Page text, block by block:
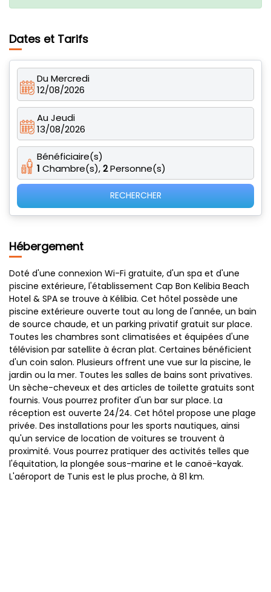
Dates et Tarifs
Du Mercredi
12/08/2026
Au Jeudi
13/08/2026
Bénéficiaire(s)
1 Chambre(s),2Personne(s)
RECHERCHER
Hébergement
Doté d'une connexion Wi-Fi gratuite, d'un spa et d'une
piscine extérieure, l'établissement Cap Bon Kelibia Beach
Hotel & SPA se trouve à Kélibia. Cet hôtel possède une
piscine extérieure ouverte tout au long de l'année, un bain
de source chaude, et un parking privatif gratuit sur place.
Toutes les chambres sont climatisées et équipées d'une
télévision par satellite à écran plat. Certaines bénéficient
d'un coin salon. Plusieurs offrent une vue sur la piscine, le
jardin ou la mer. Toutes les salles de bains sont privatives.
Un sèche-cheveux et des articles de toilette gratuits sont
fournis. Vous pourrez profiter d'un bar sur place. La
réception est ouverte 24/24. Cet hôtel propose une plage
privée. Des installations pour les sports nautiques, ainsi
qu'un service de location de voitures se trouvent à
proximité. Vous pourrez pratiquer des activités telles que
l'équitation, la plongée sous-marine et le canoë-kayak.
L'aéroport de Tunis est le plus proche, à 81 km.